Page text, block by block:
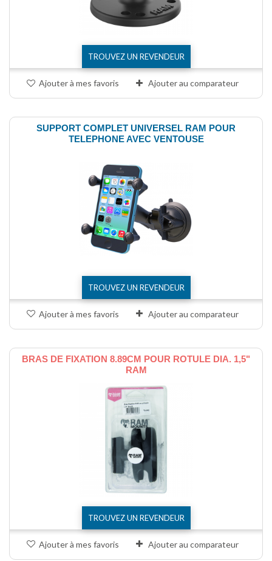
TROUVEZ UN REVENDEUR
Ajouter à mes favoris Ajouter au comparateur
SUPPORT COMPLET UNIVERSEL RAM POUR
TELEPHONE AVEC VENTOUSE
TROUVEZ UN REVENDEUR
Ajouter à mes favoris Ajouter au comparateur
BRAS DE FIXATION 8.89CM POUR ROTULE DIA. 1,5"
RAM
TROUVEZ UN REVENDEUR
Ajouter à mes favoris Ajouter au comparateur